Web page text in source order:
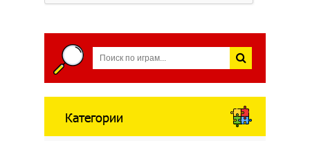
Категории